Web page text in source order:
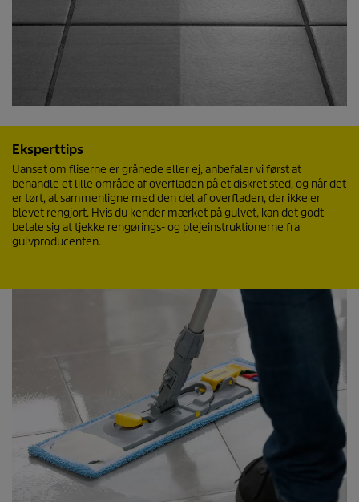
Eksperttips
Uanset om fliserne er grånede eller ej, anbefaler vi først at
behandle et lille område af overfladen på et diskret sted, og når det
er tørt, at sammenligne med den del af overfladen, der ikke er
blevet rengjort. Hvis du kender mærket på gulvet, kan det godt
betale sig at tjekke rengørings- og plejeinstruktionerne fra
gulvproducenten.